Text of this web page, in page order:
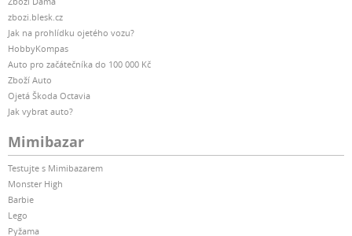
zbozi.blesk.cz
Jak na prohlídku ojetého vozu?
HobbyKompas
Auto pro začátečníka do 100 000 Kč
Zboží Auto
Ojetá Škoda Octavia
Jak vybrat auto?
Mimibazar
Testujte s Mimibazarem
Monster High
Barbie
Lego
Pyžama